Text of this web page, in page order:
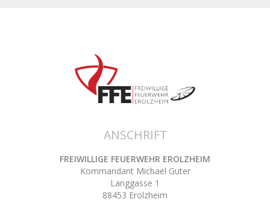
ANSCHRIFT
FREIWILLIGE FEUERWEHR EROLZHEIM
Kommandant Michael Guter
Langgasse 1
88453 Erolzheim